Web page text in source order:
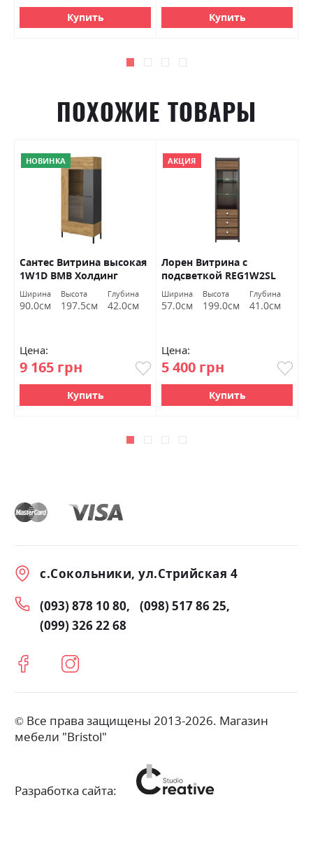
Купить Купить
ПОХОЖИЕ ТОВАРЫ
НОВИНКА
Сантес Витрина высокая
1W1D ВМВ Холдинг
Ширина
90.0см
Высота
197.5см
Глубина
42.0см
Цена:
9 165 грн
Купить
АКЦИЯ
Лорен Витрина с
подсветкой REG1W2SL
БРВ Украина
Ширина
57.0см
Высота
199.0см
Глубина
41.0см
Цена:
5 400 грн
Купить
с.Сокольники, ул.Стрийская 4
(093) 878 10 80
(098) 517 86 25
(099) 326 22 68
© Все права защищены 2013-2026. Магазин
мебели "Bristol"
Разработка сайта: